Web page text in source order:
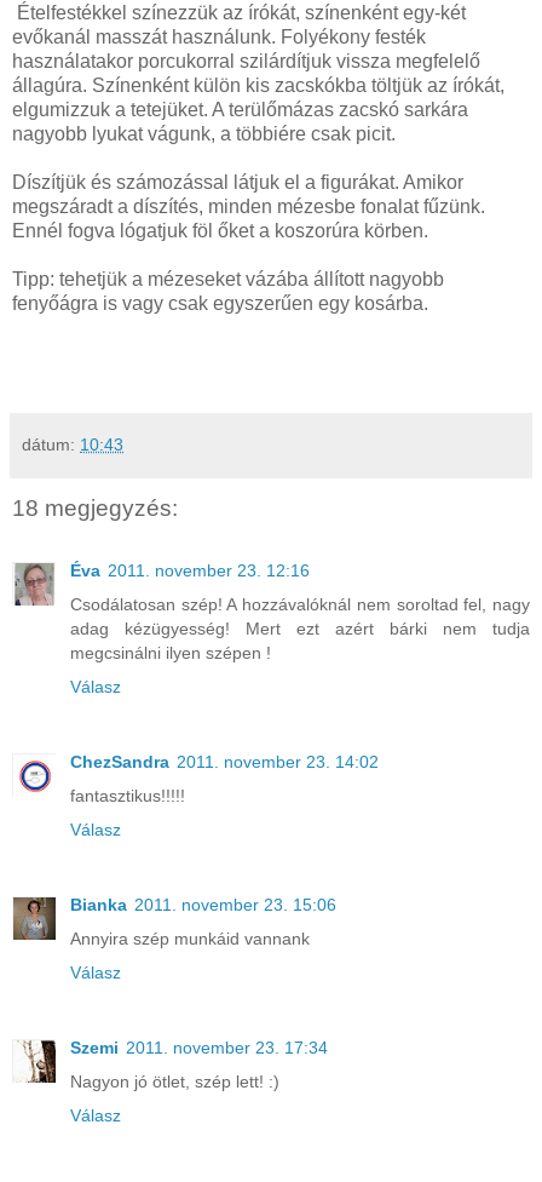
Ételfestékkel színezzük az írókát, színenként egy-két
evőkanál masszát használunk. Folyékony festék
használatakor porcukorral szilárdítjuk vissza megfelelő
állagúra. Színenként külön kis zacskókba töltjük az írókát,
elgumizzuk a tetejüket. A terülőmázas zacskó sarkára
nagyobb lyukat vágunk, a többiére csak picit.
Díszítjük és számozással látjuk el a figurákat. Amikor
megszáradt a díszítés, minden mézesbe fonalat fűzünk.
Ennél fogva lógatjuk föl őket a koszorúra körben.
Tipp: tehetjük a mézeseket vázába állított nagyobb
fenyőágra is vagy csak egyszerűen egy kosárba.
dátum: 10:43
18 megjegyzés:
Éva 2011. november 23. 12:16
Csodálatosan szép! A hozzávalóknál nem soroltad fel, nagy
adag kézügyesség! Mert ezt azért bárki nem tudja
megcsinálni ilyen szépen !
Válasz
ChezSandra 2011. november 23. 14:02
fantasztikus!!!!!
Válasz
Bianka 2011. november 23. 15:06
Annyira szép munkáid vannank
Válasz
Szemi 2011. november 23. 17:34
Nagyon jó ötlet, szép lett! :)
Válasz